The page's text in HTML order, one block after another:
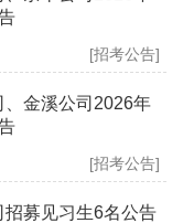
[招考公告]
金溪公司2026年
[招考公告]
招募见习生6名公告